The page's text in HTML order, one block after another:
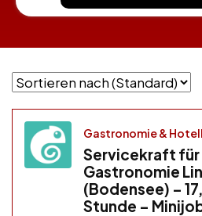
Gastronomie &
Servicekraft für
Gastronomie
(Bodensee) –
Stunde –